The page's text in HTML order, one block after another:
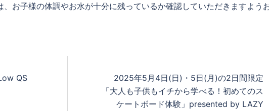
お子様の体調やお水が十分に残っているか確認していただきますよう
QS
2025年5月4日(日)・5日(月)の2日間限定
「大人も子供もイチから学べる！初めてのス
ケートボード体験」presented by LAZY